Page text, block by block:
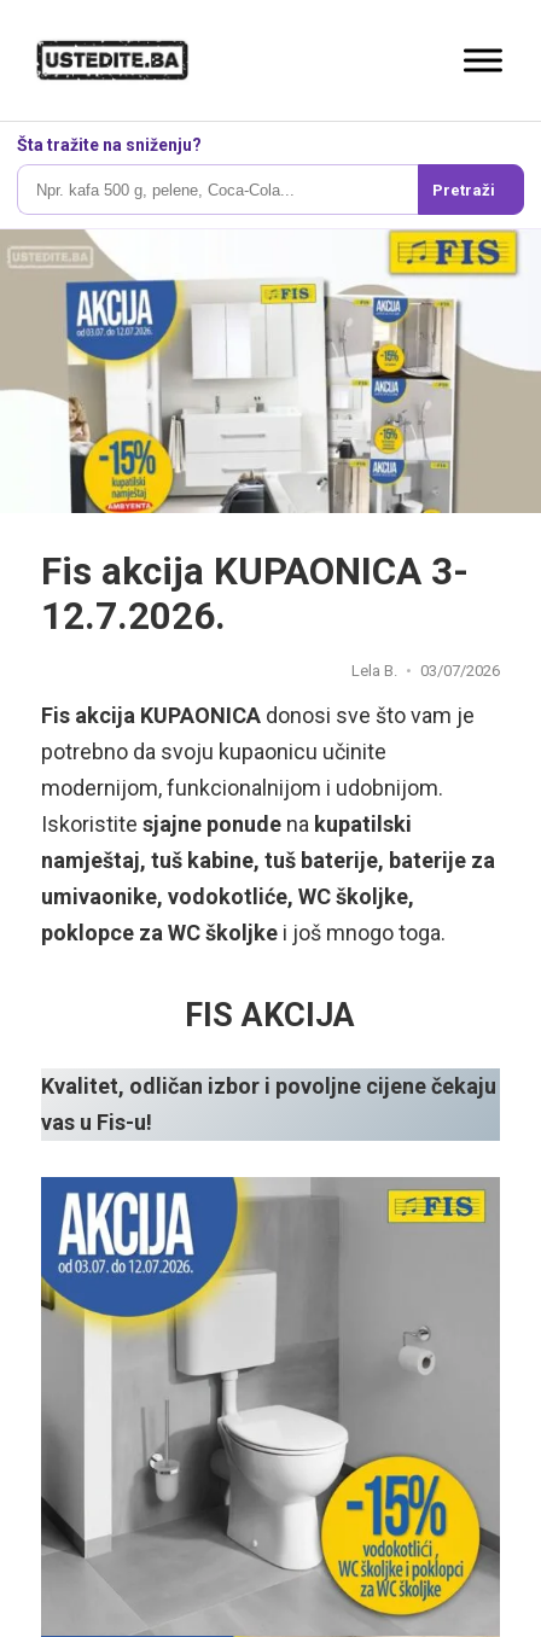
Šta tražite na sniženju?
Pretraži
Fis akcija KUPAONICA 3-
12.7.2026.
Lela B. 03/07/2026
Fis akcija KUPAONICA donosi sve što vam je
potrebno da svoju kupaonicu učinite
modernijom, funkcionalnijom i udobnijom.
Iskoristite sjajne ponudena kupatilski
namještaj, tuš kabine, tuš baterije, baterije za
umivaonike, vodokotliće, WC školjke,
poklopce za WC školjkei još mnogo toga.
FIS AKCIJA
Kvalitet, odličan izbor i povoljne cijene čekaju
vas u Fis-u!